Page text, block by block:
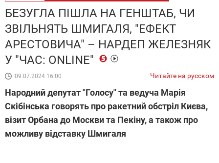
БЕЗУГЛА ПІШЛА НА ГЕНШТАБ, ЧИ
ЗВІЛЬНЯТЬ ШМИГАЛЯ, "ЕФЕКТ
АРЕСТОВИЧА" – НАРДЕП ЖЕЛЕЗНЯК
У "ЧАС: ONLINE"
09.07.2024 16:00 Читайте на русском
Народний депутат "Голосу" та ведуча Марія
Скібінська говорять про ракетний обстріл Києва,
візит Орбана до Москви та Пекіну, а також про
можливу відставку Шмигаля